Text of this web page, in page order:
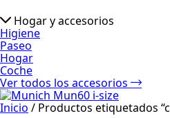
Hogar y accesorios
Higiene
Paseo
Hogar
Coche
Ver todos los accesorios
Inicio / Productos etiquetados